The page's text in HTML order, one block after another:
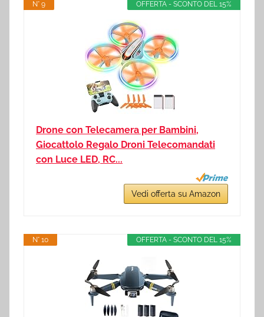
OFFERTA - SCONTO DEL 15%
N° 9
Drone con Telecamera per Bambini,
Giocattolo Regalo Droni Telecomandati
con Luce LED, RC...
Vedi offerta su Amazon
OFFERTA - SCONTO DEL 15%
N° 10